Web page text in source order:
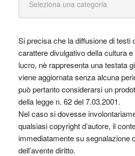
Si precisa che la diffusione di testi
carattere divulgativo della cultura
lucro, nè rappresenta una testata
viene aggiornata senza alcuna
può pertanto considerarsi un
della legge n. 62 del 7.03.2001.
Nel caso si dovesse
qualsiasi copyright d’autore, il
immediatamente su segnalazione
dell’avente diritto.